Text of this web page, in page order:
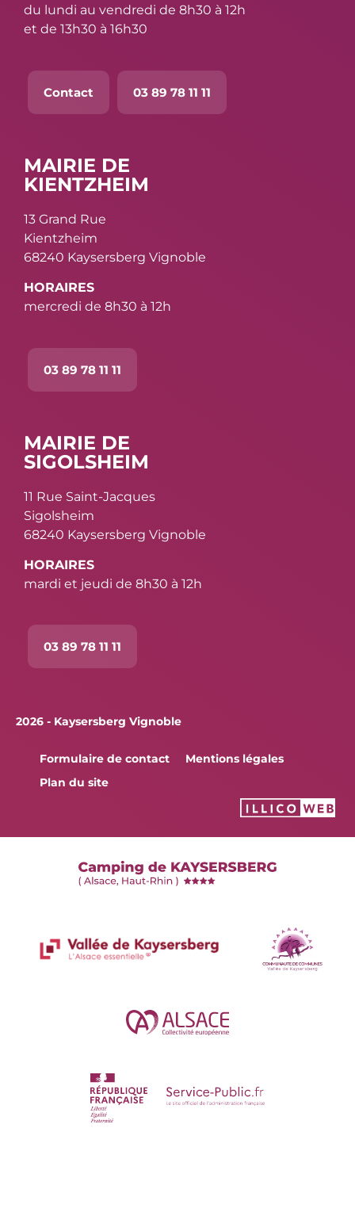
du lundi au vendredi de 8h30 à 12h
et de 13h30 à 16h30
Contact 03 89 78 11 11
MAIRIE DE
KIENTZHEIM
13 Grand Rue
Kientzheim
68240 Kaysersberg Vignoble
HORAIRES
mercredi de 8h30 à 12h
03 89 78 11 11
MAIRIE DE
SIGOLSHEIM
11 Rue Saint-Jacques
Sigolsheim
68240 Kaysersberg Vignoble
HORAIRES
mardi et jeudi de 8h30 à 12h
03 89 78 11 11
2026 - Kaysersberg Vignoble
Formulaire de contact
Mentions légales
Plan du site